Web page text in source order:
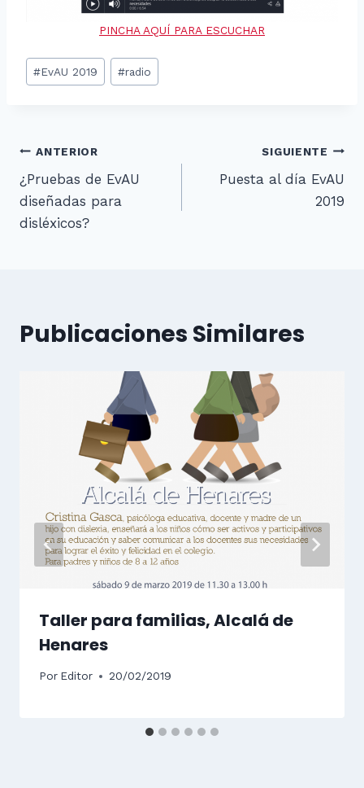
PINCHA AQUÍ PARA ESCUCHAR
Etiquetas
de
#EvAU 2019 #radio
Navegación
de
entradas
ANTERIOR
¿Pruebas de EvAU
diseñadas para
disléxicos?
SIGUIENTE
Puesta al día EvAU
2019
Publicaciones Similares
Taller para familias, Alcalá de
Henares
Por Editor 20/02/2019